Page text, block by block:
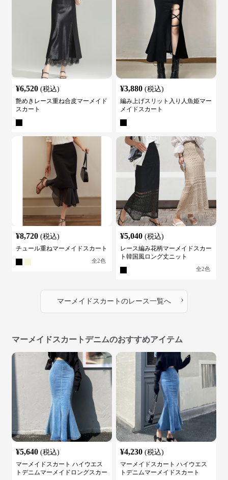
¥6,520 (税込)
艶めきレース重ね合皮マーメイド
スカート
¥3,880 (税込)
編み上げスリット入り人魚姫マー
メイドスカート
¥8,720 (税込)
チュール重ねマーメイドスカート
全2色
¥5,040 (税込)
レース編み花柄マーメイドスカー
ト韓国風ロング丈ニット
全2色
マーメイドスカート のレース一覧へ ›
マーメイドスカートデニムのおすすめアイテム
¥5,640 (税込)
マーメイドスカート ハイウエス
トデニムマーメイドロングスカー
¥4,230 (税込)
マーメイドスカート ハイウエス
トデニムマーメイドスカート